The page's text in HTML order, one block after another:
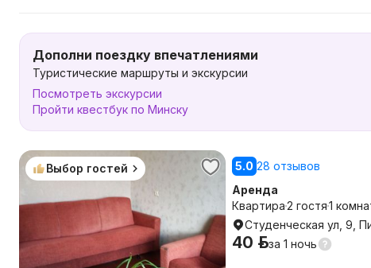
Дополни поездку впечатлениями
Туристические маршруты и экскурсии
Посмотреть экскурсии
Пройти квестбук по Минску
Выбор гостей 5.0 28 отзывов
Аренда
Квартира2 гостя1
Студенческая ул, 9,
40 р.за 1 ночь